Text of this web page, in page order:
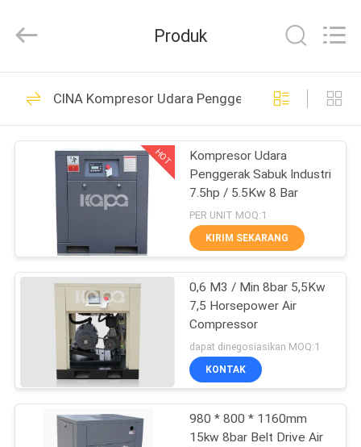
RUMAH
PRODUK
VIDEO
TENTANG
KAMI
PABRIK
KONTROL
KUALITAS
Gas
Technology
Rights
Kompresor udara
Sekrup Dua Tahap
23
Kompresor Udara
Terintegrasi
Pemotongan Laser
65
14
Produk
CINA Kompresor Udara Penggerak Belt
HOT
Kompresor Udara
Penggerak Sabuk Industri
7.5hp / 5.5Kw 8 Bar
PER UNIT MOQ:1
KIRIM SEKARANG
0,6 M3 / Min 8bar 5,5Kw
7,5 Horsepower Air
Compressor
dapat dinegosiasikan MOQ:1
KONTAK
980 * 800 * 1160mm
15kw 8bar Belt Drive Air